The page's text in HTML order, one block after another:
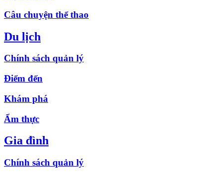
Câu chuyện thể thao
Du lịch
Chính sách quản lý
Điểm đến
Khám phá
Ẩm thực
Gia đình
Chính sách quản lý